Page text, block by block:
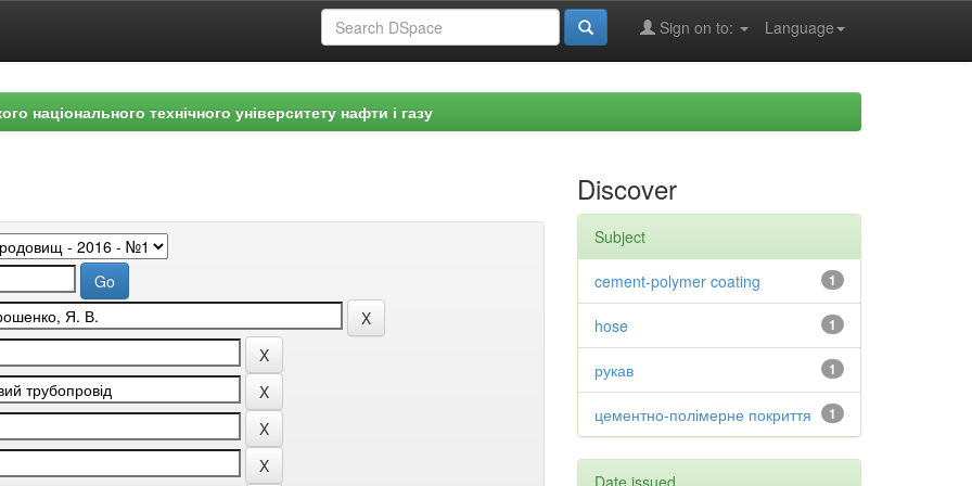
Language
Sign on to:
національного технічного університету нафти і газу
Discover
Subject
1
cement-polymer coating
1
hose
1
рукав
1
цементно-полімерне покриття
Date issued